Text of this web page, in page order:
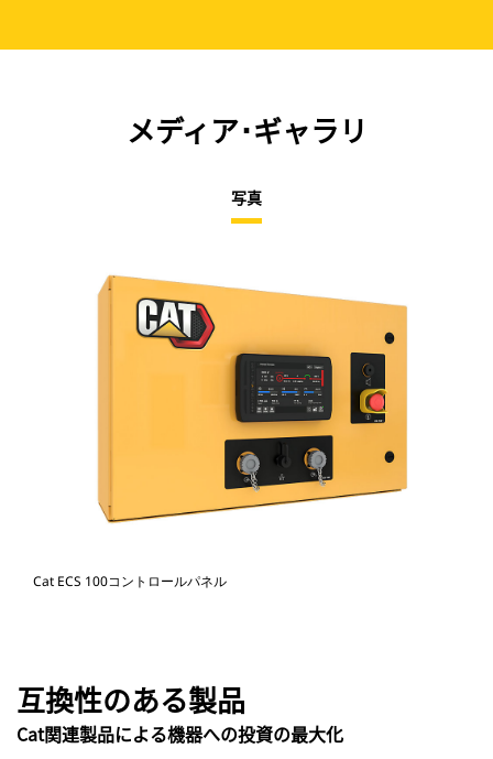
メディア･ギャラリ
写真
Cat ECS 100コントロールパネル
互換性のある製品
Cat関連製品による機器への投資の最大化